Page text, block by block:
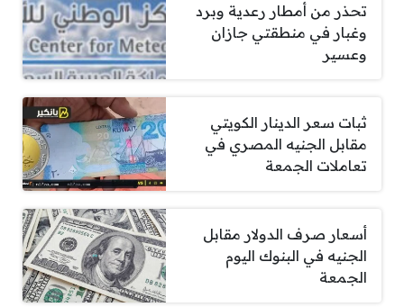
تحذر من أمطار رعدية وبرد
وغبار في منطقتي جازان
وعسير
ثبات سعر الدينار الكويتي
مقابل الجنيه المصري في
تعاملات الجمعة
أسعار صرف الدولار مقابل
الجنيه في البنوك اليوم
الجمعة